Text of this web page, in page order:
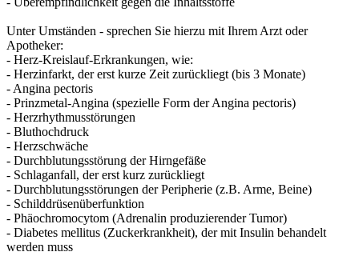
Unter Umständen - sprechen Sie hierzu mit Ihrem Arzt oder
Apotheker:
- Herz-Kreislauf-Erkrankungen, wie:
- Herzinfarkt, der erst kurze Zeit zurückliegt (bis 3 Monate)
- Angina pectoris
- Prinzmetal-Angina (spezielle Form der Angina pectoris)
- Herzrhythmusstörungen
- Bluthochdruck
- Herzschwäche
- Durchblutungsstörung der Hirngefäße
- Schlaganfall, der erst kurz zurückliegt
- Durchblutungsstörungen der Peripherie (z.B. Arme, Beine)
- Schilddrüsenüberfunktion
- Phäochromocytom (Adrenalin produzierender Tumor)
- Diabetes mellitus (Zuckerkrankheit), der mit Insulin behandelt
werden muss